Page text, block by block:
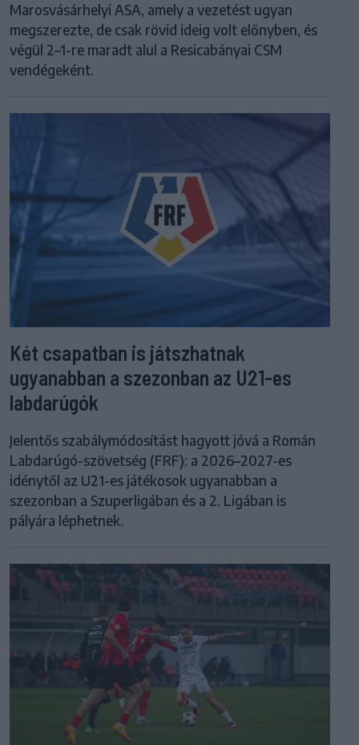
Marosvásárhelyi ASA, amely a vezetést ugyan
megszerezte, de csak rövid ideig volt előnyben, és
végül 2–1-re maradt alul a Resicabányai CSM
vendégeként.
Két csapatban is játszhatnak
ugyanabban a szezonban az U21-es
labdarúgók
Jelentős szabálymódosítást hagyott jóvá a Román
Labdarúgó-szövetség (FRF): a 2026–2027-es
idénytől az U21-es játékosok ugyanabban a
szezonban a Szuperligában és a 2. Ligában is
pályára léphetnek.